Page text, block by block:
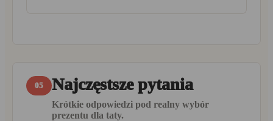
05 Najczęstsze pytania
Krótkie odpowiedzi pod realny wybór
prezentu dla taty.